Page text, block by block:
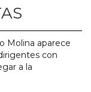
Molina aparece
con
a la